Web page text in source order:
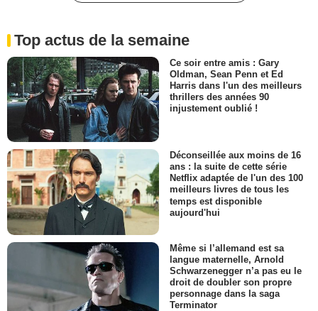
Top actus de la semaine
Ce soir entre amis : Gary
Oldman, Sean Penn et Ed
Harris dans l'un des meilleurs
thrillers des années 90
injustement oublié !
Déconseillée aux moins de 16
ans : la suite de cette série
Netflix adaptée de l'un des 100
meilleurs livres de tous les
temps est disponible
aujourd'hui
Même si l’allemand est sa
langue maternelle, Arnold
Schwarzenegger n’a pas eu le
droit de doubler son propre
personnage dans la saga
Terminator